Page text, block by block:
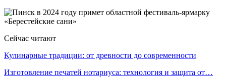
Сейчас читают
Кулинарные традиции: от древности до современности
Изготовление печатей нотариуса: технология и защита от…